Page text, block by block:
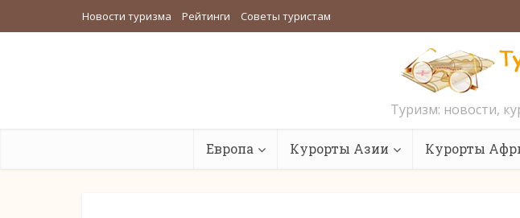
Новости туризма Рейтинги Советы туристам
Туризм: новости,
Европа Курорты Азии Курорты